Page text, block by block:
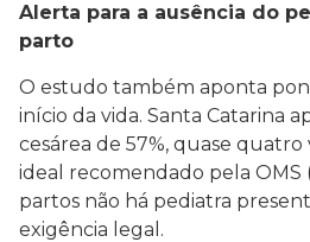
Alerta para a ausência do
parto
O estudo também aponta
início da vida. Santa Catarina
cesárea de 57%, quase quatro
ideal recomendado pela OMS
partos não há pediatra
exigência legal.